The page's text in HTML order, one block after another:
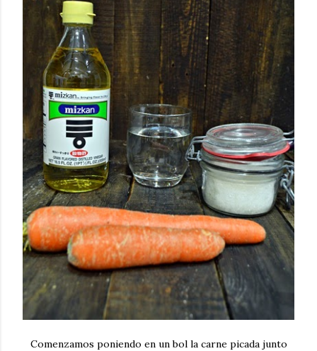
Comenzamos poniendo en un bol la carne picada junto